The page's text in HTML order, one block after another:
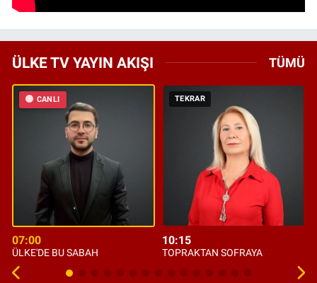
ÜLKE TV YAYIN AKIŞI TÜMÜ
CANLI
07:00
ÜLKE'DE BU SABAH
TEKRAR
10:15
TOPRAKTAN SOFRAYA